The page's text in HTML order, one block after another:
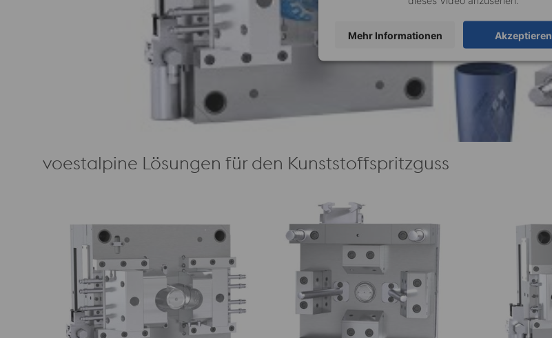
Mehr Informationen Akzeptieren
voestalpine Lösungen für den Kunststoffspritzguss